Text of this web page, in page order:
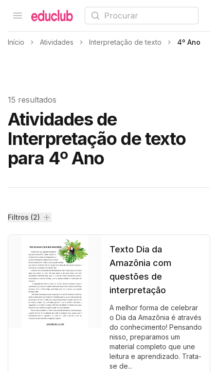
Open menu
Educlub Procurar
Início Atividades Interpretação de texto 4º Ano
15 resultados
Atividades de
Interpretação de texto
para 4º Ano
Filtros
Filtros (2)
Texto Dia da
Amazônia com
questões de
interpretação
A melhor forma de celebrar
o Dia da Amazônia é através
do conhecimento! Pensando
nisso, preparamos um
material completo que une
leitura e aprendizado. Trata-
se de...